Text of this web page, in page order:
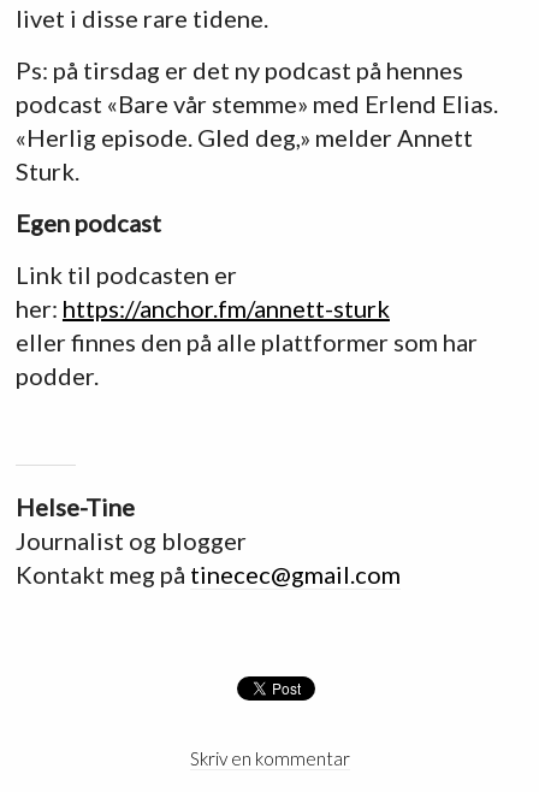
livet i disse rare tidene.
Ps: på tirsdag er det ny podcast på hennes
podcast «Bare vår stemme» med Erlend Elias.
«Herlig episode. Gled deg,» melder Annett
Sturk.
Egen podcast
Link til podcasten er
her: https://anchor.fm/annett-sturk
eller finnes den på alle plattformer som har
podder.
Helse-Tine
Journalist og blogger
Kontakt meg på tinecec@gmail.com
Skriv en kommentar